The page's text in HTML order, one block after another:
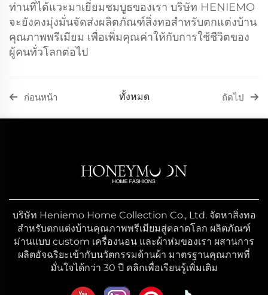
ท่านที่ได้แวะมาเยี่ยมชมบูธของเรา บริษัท HENIEMO
จะยังคงมุ่งมั่นจัดส่งผลิตภัณฑ์สิ่งทอสำหรับตกแต่งบ้าน
คุณภาพพรีเมียม เพื่อเพิ่มคุณค่าให้กับการใช้ชีวิตของ
ผู้คนทั่วโลกต่อไป
ก่อนหน้า ทั้งหมด ถัดไป
บริษัท Heniemo Home Collection Co., Ltd. จัดหาสิ่งทอ
สำหรับตกแต่งบ้านคุณภาพพรีเมียมสู่ตลาดโลก ผลิตภัณฑ์
ม่านแบบ custom เครื่องนอน และผ้าห่มของเรา ผสานการ
ผลิตอัจฉริยะเข้ากับนวัตกรรมด้านผ้า มาตรฐานคุณภาพที่
มั่นใจได้กว่า 30 ปี คลิกเพื่อเรียนรู้เพิ่มเติม